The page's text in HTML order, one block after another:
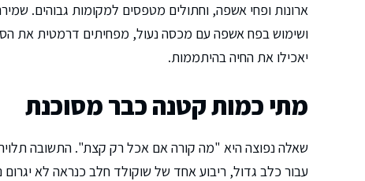
ארונות ופחי אשפה, וחתולים מטפסים למקומות גבוהים.
ושימוש בפח אשפה עם מכסה נעול, מפחיתים דרמטית את
יאכילו את החיה בהיתממות.
מתי כמות קטנה כבר מסוכנת
שאלה נפוצה היא "מה קורה אם אכל רק קצת". התשובה
עבור כלב גדול, ריבוע אחד של שוקולד חלב כנראה לא